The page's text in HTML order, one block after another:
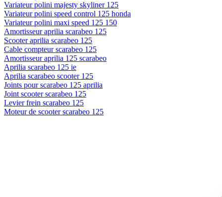
Variateur polini majesty skyliner 125
Variateur polini speed control 125 honda
Variateur polini maxi speed 125 150
Amortisseur aprilia scarabeo 125
Scooter aprilia scarabeo 125
Cable compteur scarabeo 125
Amortisseur aprilia 125 scarabeo
Aprilia scarabeo 125 ie
Aprilia scarabeo scooter 125
Joints pour scarabeo 125 aprilia
Joint scooter scarabeo 125
Levier frein scarabeo 125
Moteur de scooter scarabeo 125